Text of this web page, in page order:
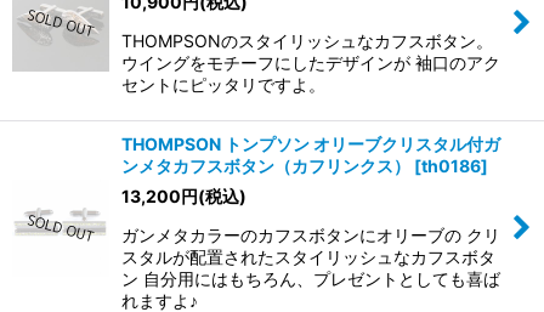
THOMPSONのスタイリッシュなカフスボタン。
ウイングをモチーフにしたデザインが 袖口のアク
セントにピッタリですよ。
THOMPSON トンプソン オリーブクリスタル付ガ
ンメタカフスボタン（カフリンクス）
[th0186]
13,200円(税込)
ガンメタカラーのカフスボタンにオリーブの クリ
スタルが配置されたスタイリッシュなカフスボタ
ン 自分用にはもちろん、プレゼントとしても喜ば
れますよ♪